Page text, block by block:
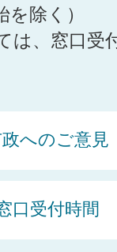
を除く）
は、窓口受
へのご意見
口受付時間